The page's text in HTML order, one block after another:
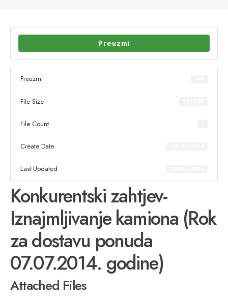
Preuzmi
Preuzmi
File Size
File Count
Create Date
Last Updated
Konkurentski zahtjev-
Iznajmljivanje kamiona (Rok
za dostavu ponuda
07.07.2014. godine)
Attached Files